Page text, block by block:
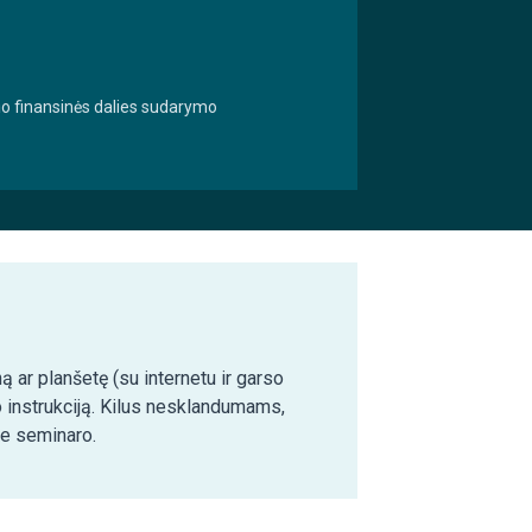
finansinės dalies sudarymo
ar planšetę (su internetu ir garso
Kilus nesklandumams,
seminaro.